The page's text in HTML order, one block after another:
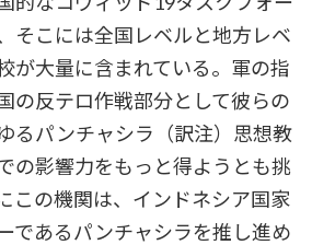
そこには全国レベルと地方レベ
が大量に含まれている。軍の指
の反テロ作戦部分として彼らの
るパンチャシラ（訳注）思想教
の影響力をもっと得ようとも挑
この機関は、インドネシア国家
であるパンチャシラを推し進め